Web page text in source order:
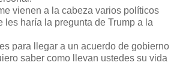
vienen a la cabeza varios políticos
les haría la pregunta de Trump a la
para llegar a un acuerdo de gobierno
saber como llevan ustedes su vida